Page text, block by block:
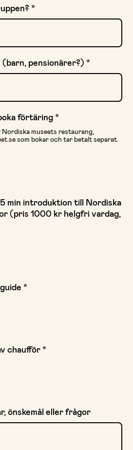
*
(barn, pensionärer?)*
förtäring*
museets restaurang,
som bokar och tar betalt separat.
min introduktion till Nordiska
(pris 1000 kr helgfri vardag,
guide*
chaufför*
önskemål eller frågor